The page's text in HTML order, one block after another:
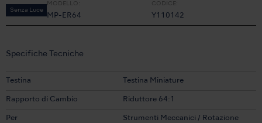
Senza Luce
MODELLO:
MP-ER64
CODICE:
Y110142
Specifiche Tecniche
Testina Testina Miniature
Rapporto di Cambio Riduttore 64:1
Per
Strumenti Meccanici / Rotazione